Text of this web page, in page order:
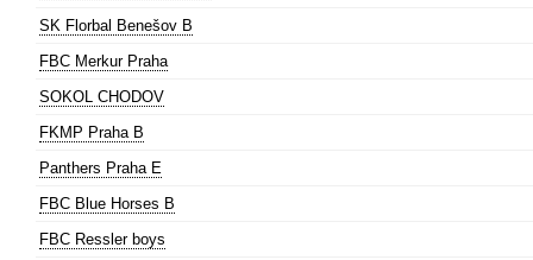
SK Florbal Benešov B
FBC Merkur Praha
SOKOL CHODOV
FKMP Praha B
Panthers Praha E
FBC Blue Horses B
FBC Ressler boys